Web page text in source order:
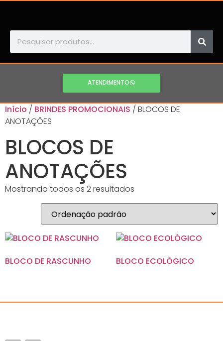
ATENDIMENTO
Início / BRINDES PROMOCIONAIS / BLOCOS DE
ANOTAÇÕES
BLOCOS DE
ANOTAÇÕES
Mostrando todos os 2 resultados
BLOCO DE RASCUNHO BLOCO ECOLÓGICO